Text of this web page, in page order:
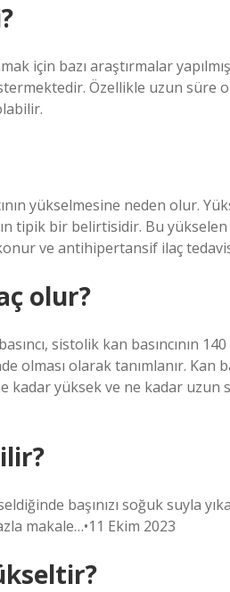
için bazı araştırmalar
Özellikle uzun süre
yükselmesine neden olur.
tipik bir belirtisidir. Bu
ve antihipertansif ilaç
olur?
sistolik kan basıncının
olması olarak tanımlanır. Kan
kadar yüksek ve ne kadar uzun
başınızı soğuk suyla
makale…•11 Ekim 2023